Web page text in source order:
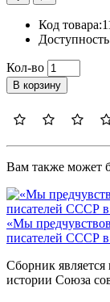
Код
Кол-во
В корзину
Вам также может
«Мы
писателей СССР
Сборник
истории Союза